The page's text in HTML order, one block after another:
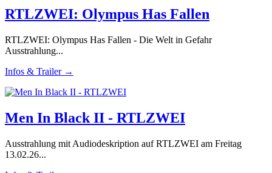
RTLZWEI: Olympus Has Fallen
RTLZWEI: Olympus Has Fallen - Die Welt in Gefahr
Ausstrahlung...
Infos & Trailer →
Men In Black II - RTLZWEI
Ausstrahlung mit Audiodeskription auf RTLZWEI am Freitag
13.02.26...